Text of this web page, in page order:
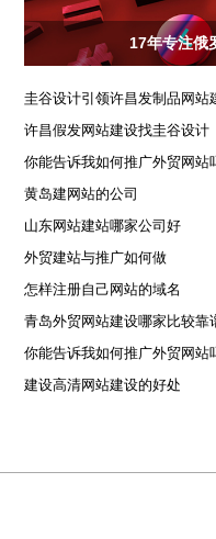
17年专注俄
圭谷设计引领许昌发制品网站
许昌假发网站建设找圭谷设计
你能告诉我如何推广外贸网站
黄岛建网站的公司
山东网站建站哪家公司好
外贸建站与推广如何做
怎样注册自己网站的域名
青岛外贸网站建设哪家比较靠
你能告诉我如何推广外贸网站
建设高清网站建设的好处